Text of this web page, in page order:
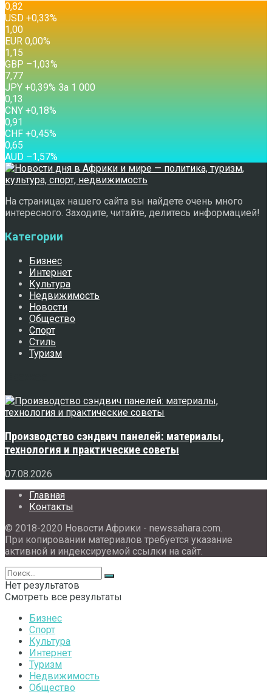
0,82
USD +0,33%
1,00
EUR 0,00%
1,15
GBP –1,03%
7,77
JPY +0,39% За 1 000
0,13
CNY +0,18%
0,91
CHF +0,45%
0,65
AUD –1,57%
На страницах нашего сайта вы найдете очень много
интересного. Заходите, читайте, делитесь информацией!
Категории
Бизнес
Интернет
Культура
Недвижимость
Новости
Общество
Спорт
Стиль
Туризм
Производство сэндвич панелей: материалы,
технология и практические советы
07.08.2026
Главная
Контакты
© 2018-2020 Новости Африки - newssahara.com.
При копировании материалов требуется указание
активной и индексируемой ссылки на сайт.
Нет результатов
Смотреть все результаты
Бизнес
Спорт
Культура
Интернет
Туризм
Недвижимость
Общество